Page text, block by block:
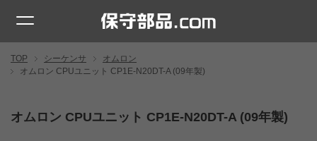
TOP シーケンサ
オムロン
オムロン CPUユニット CP1E-N20DT-A (09年製)
オムロン CPUユニット CP1E-N20DT-A (09年製)